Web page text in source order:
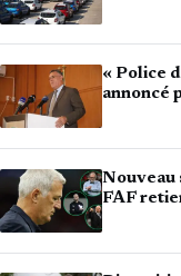
« Police
annoncé
Nouveau
FAF